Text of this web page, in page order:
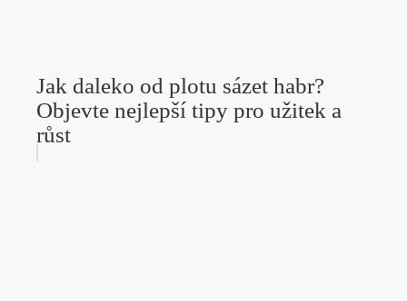
Jak daleko od plotu sázet habr?
Objevte nejlepší tipy pro užitek a
růst